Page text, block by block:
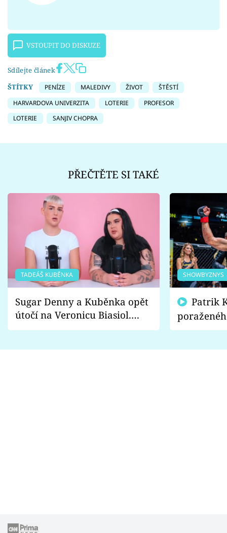
VSTOUPIT DO DISKUZE
Sdílejte článek
ŠTÍTKY
PENÍZE MALEDIVY ŽIVOT
ŠTĚSTÍ
HARVARDOVA UNIVERZITA
LOTERIE
PROFESOR
LOTERIE
SANJIV CHOPRA
PŘEČTĚTE SI TAKÉ
TADEÁŠ KUBĚNKA
Sugar Denny a Kuběnka opět
útočí na Veronicu Biasiol.
Proč je podle nich falešná a
SHOWBYZNYS
fanoušci